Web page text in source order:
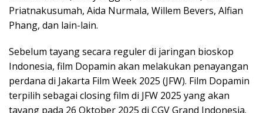
Priatnakusumah, Aida Nurmala, Willem Bevers, Alfian
Phang, dan lain-lain.
Sebelum tayang secara reguler di jaringan bioskop
Indonesia, film Dopamin akan melakukan penayangan
perdana di Jakarta Film Week 2025 (JFW). Film Dopamin
terpilih sebagai closing film di JFW 2025 yang akan
tayang pada 26 Oktober 2025 di CGV Grand Indonesia.